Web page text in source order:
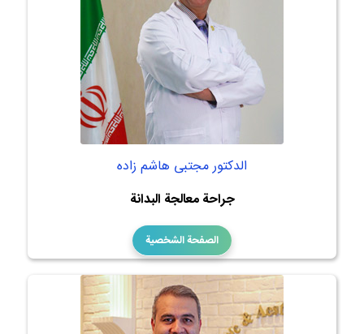
الدكتور مجتبى هاشم زاده
جراحة معالجة البدانة
الصفحة الشخصية